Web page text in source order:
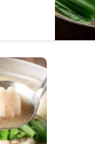
に取